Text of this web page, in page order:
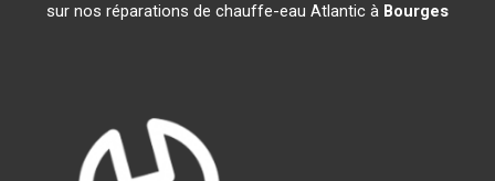
sur nos réparations de chauffe-eau Atlantic à Bourges